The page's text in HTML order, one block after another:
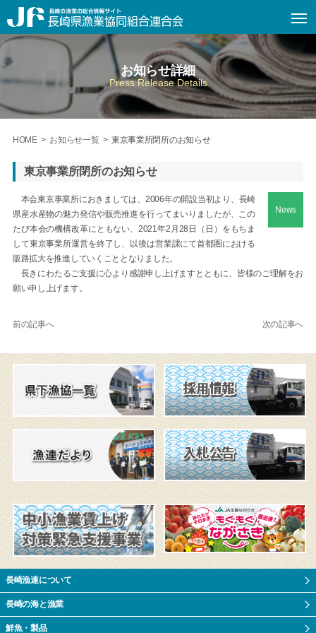
お知らせ詳細
Press Release Details
HOME> お知らせ一覧> 東京事業所閉所のお知らせ
東京事業所閉所のお知らせ
News
本会東京事業所におきましては、2006年の開設当初より、長崎
県産水産物の魅力発信や販売推進を行ってまいりましたが、この
たび本会の機構改革にともない、2021年2月28日（日）をもちま
して東京事業所運営を終了し、以後は営業課にて首都圏における
販路拡大を推進していくこととなりました。
長きにわたるご支援に心より感謝申し上げますとともに、皆様のご理解をお
願い申し上げます。
前の記事へ 次の記事へ
長崎漁連について
長崎の海と漁業
鮮魚・製品